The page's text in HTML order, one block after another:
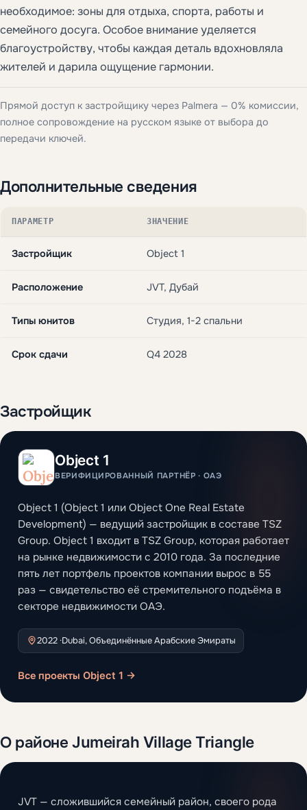
необходимое: зоны для отдыха, спорта, работы и
семейного досуга. Особое внимание уделяется
благоустройству, чтобы каждая деталь вдохновляла
жителей и дарила ощущение гармонии.
Прямой доступ к застройщику через Palmera — 0% комиссии,
полное сопровождение на русском языке от выбора до
передачи ключей.
Дополнительные сведения
ПАРАМЕТР ЗНАЧЕНИЕ
Застройщик Object 1
Расположение JVT, Дубай
Типы юнитов Студия, 1-2 спальни
Срок сдачи Q4 2028
Застройщик
Object 1
ВЕРИФИЦИРОВАННЫЙ ПАРТНЁР · ОАЭ
Object 1 (Object 1 или Object One Real Estate
Development) — ведущий застройщик в составе TSZ
Group. Object 1 входит в TSZ Group, которая работает
на рынке недвижимости с 2010 года. За последние
пять лет портфель проектов компании вырос в 55
раз — свидетельство её стремительного подъёма в
секторе недвижимости ОАЭ.
2022 ·Dubai, Объединённые Арабские Эмираты
Все проекты Object 1 →
О районе Jumeirah Village Triangle
JVT — сложившийся семейный район, своего рода